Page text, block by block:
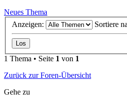
Neues Thema
Anzeigen:
Sortiere
1 Thema • Seite 1 von 1
Zurück zur Foren-Übersicht
Gehe zu